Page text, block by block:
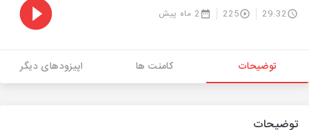
29:32
225 2 ماه پیش
توضیحات کامنت ها اپیزودهای دیگر
توضیحات